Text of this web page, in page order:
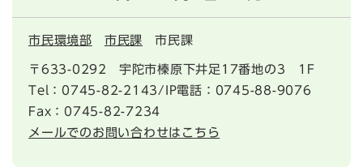
市民環境部 市民課 市民課
〒633-0292
宇陀市榛原下井足17番地の3 1F
Tel：0745-82-2143/IP電話：0745-88-9076
Fax：0745-82-7234
メールでのお問い合わせはこちら